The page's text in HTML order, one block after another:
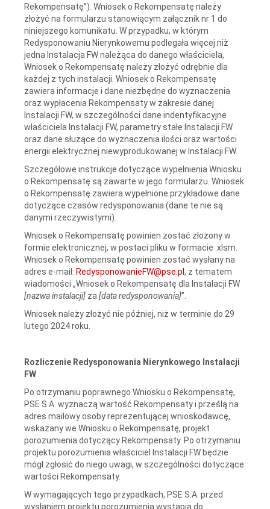
Rekompensatę”). Wniosek o Rekompensatę należy
złożyć na formularzu stanowiącym załącznik nr 1 do
niniejszego komunikatu. W przypadku, w którym
Redysponowaniu Nierynkowemu podlegała więcej niż
jedna Instalacja FW należąca do danego właściciela,
Wniosek o Rekompensatę należy złożyć odrębnie dla
każdej z tych instalacji. Wniosek o Rekompensatę
zawiera informacje i dane niezbędne do wyznaczenia
oraz wypłacenia Rekompensaty w zakresie danej
Instalacji FW, w szczególności dane indentyfikacyjne
właściciela Instalacji FW, parametry stałe Instalacji FW
oraz dane służące do wyznaczenia ilości oraz wartości
energii elektrycznej niewyprodukowanej w Instalacji FW.
Szczegółowe instrukcje dotyczące wypełnienia Wniosku
o Rekompensatę są zawarte w jego formularzu. Wniosek
o Rekompensatę zawiera wypełnione przykładowe dane
dotyczące czasów redysponowania (dane te nie są
danymi rzeczywistymi).
Wniosek o Rekompensatę powinien zostać złożony w
formie elektronicznej, w postaci pliku w formacie .xlsm.
Wniosek o Rekompensatę powinien zostać wysłany na
adres e-mail: RedysponowanieFW@pse.pl , z tematem
wiadomości „Wniosek o Rekompensatę dla Instalacji FW
[nazwa instalacji] za [data redysponowania]”.
Wniosek należy złożyć nie później, niż w terminie do 29
lutego 2024 roku.
Rozliczenie Redysponowania Nierynkowego Instalacji
FW
Po otrzymaniu poprawnego Wniosku o Rekompensatę,
PSE S.A. wyznaczą wartość Rekompensaty i prześlą na
adres mailowy osoby reprezentującej wnioskodawcę,
wskazany we Wniosku o Rekompensatę, projekt
porozumienia dotyczący Rekompensaty. Po otrzymaniu
projektu porozumienia właściciel Instalacji FW będzie
mógł zgłosić do niego uwagi, w szczególności dotyczące
wartości Rekompensaty.
W wymagających tego przypadkach, PSE S.A. przed
wysłaniem projektu porozumienia wystąpią do